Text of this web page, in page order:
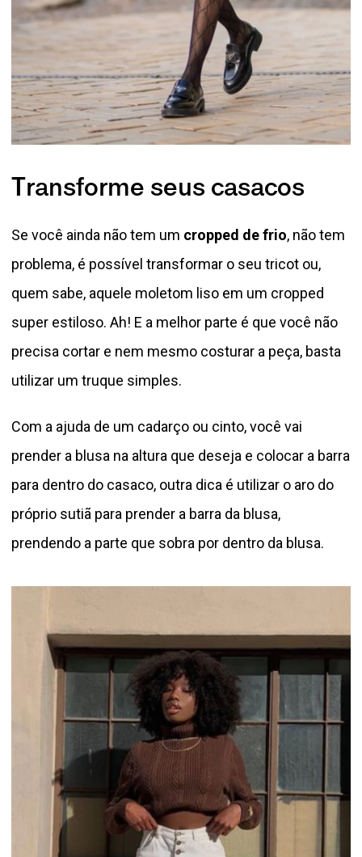
Transforme seus casacos
Se você ainda não tem um cropped de frio, não tem
problema, é possível transformar o seu tricot ou,
quem sabe, aquele moletom liso em um cropped
super estiloso. Ah! E a melhor parte é que você não
precisa cortar e nem mesmo costurar a peça, basta
utilizar um truque simples.
Com a ajuda de um cadarço ou cinto, você vai
prender a blusa na altura que deseja e colocar a barra
para dentro do casaco, outra dica é utilizar o aro do
próprio sutiã para prender a barra da blusa,
prendendo a parte que sobra por dentro da blusa.